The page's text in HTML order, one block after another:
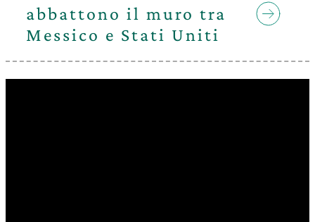
abbattono il muro tra
Messico e Stati Uniti